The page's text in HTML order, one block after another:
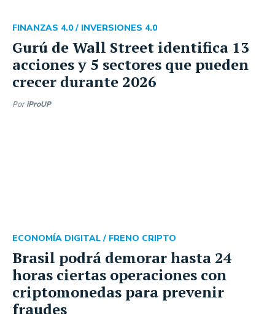
Gurú de Wall Street identifica 13
acciones y 5 sectores que pueden
crecer durante 2026
FINANZAS 4.0 / INVERSIONES 4.0
Por iProUP
Brasil podrá demorar hasta 24
horas ciertas operaciones con
criptomonedas para prevenir
fraudes
ECONOMÍA DIGITAL / FRENO CRIPTO